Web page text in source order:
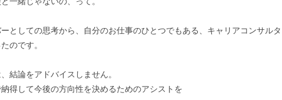
としての思考から、自分のお仕事のひとつでもある、キャリアコンサルタ
のです。
結論をアドバイスしません。
得して今後の方向性を決めるためのアシストを